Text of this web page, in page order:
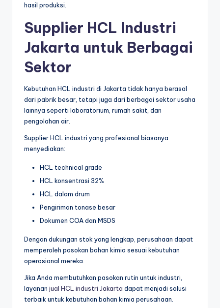
hasil produksi.
Supplier HCL Industri
Jakarta untuk Berbagai
Sektor
Kebutuhan HCL industri di Jakarta tidak hanya berasal
dari pabrik besar, tetapi juga dari berbagai sektor usaha
lainnya seperti laboratorium, rumah sakit, dan
pengolahan air.
Supplier HCL industri yang profesional biasanya
menyediakan:
HCL technical grade
HCL konsentrasi 32%
HCL dalam drum
Pengiriman tonase besar
Dokumen COA dan MSDS
Dengan dukungan stok yang lengkap, perusahaan dapat
memperoleh pasokan bahan kimia sesuai kebutuhan
operasional mereka.
Jika Anda membutuhkan pasokan rutin untuk industri,
layanan jual HCL industri Jakarta dapat menjadi solusi
terbaik untuk kebutuhan bahan kimia perusahaan.